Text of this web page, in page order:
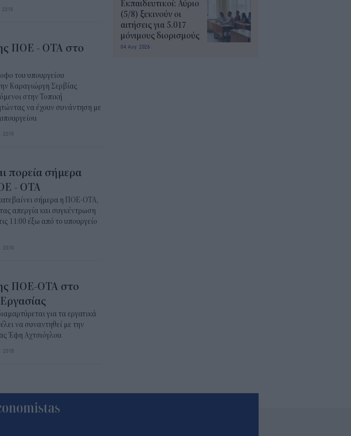
ΠΟΕ - ΟΤΑ στο
του υπουργείου
Καραγιώργη Σερβίας
στην Τοπική
να έχουν συνάντηση με
2019
πορεία σήμερα
- ΟΤΑ
σήμερα η ΠΟΕ-ΟΤΑ,
απεργία και συγκέντρωση
11:00 έξω από το υπουργείο
2019
ΠΟΕ-ΟΤΑ στο
για τα εργατικά
να συναντηθεί με την
Έφη Αχτσιόγλου.
2018
Εκπαιδευτικοί: Αύριο
(5/8) ξεκινούν οι
αιτήσεις για 5.017
μόνιμους διορισμούς
04 Αυγ 2026